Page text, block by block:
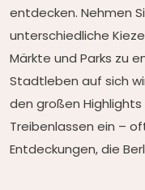
entdecken. Nehmen
unterschiedliche
Märkte und Parks zu
Stadtleben auf sich
den großen
Treibenlassen ein –
Entdeckungen, die